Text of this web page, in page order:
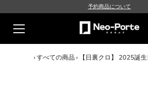
予約商品について
›すべての商品 › 【日裏クロ】 2025誕